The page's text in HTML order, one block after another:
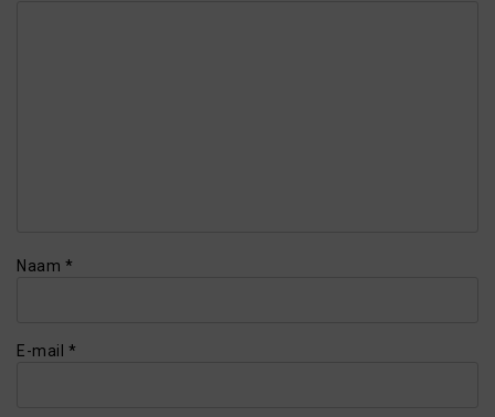
Naam *
E-mail *